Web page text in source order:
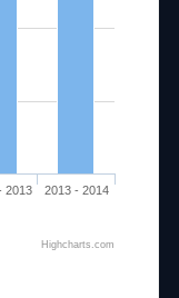
2013 2013 - 2014
Highcharts.com